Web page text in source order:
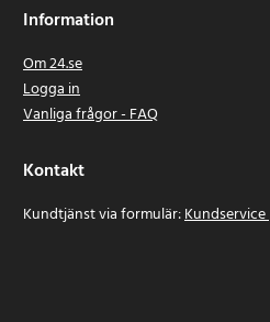
Information
Om 24.se
Logga in
Vanliga frågor - FAQ
Kontakt
Kundtjänst via formulär:Kundservice